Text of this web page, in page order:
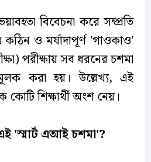
বিবেচনা করে সম্প্রতি
কঠিন ও মর্যাদাপূর্ণ 'গাওকাও'
পরীক্ষায় সব ধরনের চশমা
করা হয়। উল্লেখ্য, এই
কোটি শিক্ষার্থী অংশ নেয়।
'স্মার্ট এআই চশমা'?